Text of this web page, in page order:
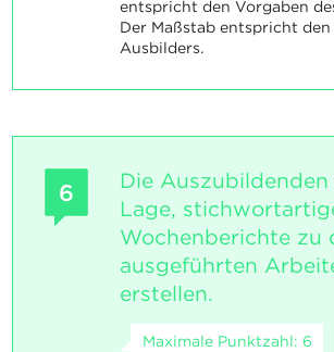
entspricht den Vorgaben
Der Maßstab entspricht den
Ausbilders.
6
Die
Lage,
Wochenberichte zu
ausgeführten
erstellen.
Maximale Punktzahl: 6